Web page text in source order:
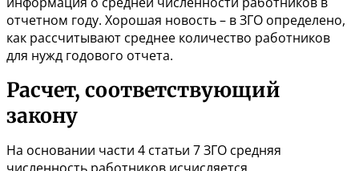
отчетном году. Хорошая новость – в ЗГО определено,
как рассчитывают среднее количество работников
для нужд годового отчета.
Расчет, соответствующий
закону
На основании части 4 статьи 7ЗГО средняя